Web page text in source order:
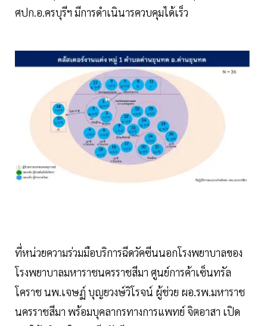
ศปก.อ.ครบุรีฯ มีการดำเนินารควบคุมได้เร็ว
ที่หน่วยความร่วมมือบริการฉีดวัคซีนนอกโรงพยาบาลของ
โรงพยาบาลมหาราชนครราชสีมา ศูนย์การค้าเซ็นทรัล
โคราช นพ.เจษฏ์ บุญยวงษ์วิโรจน์ ผู้ช่วย ผอ.รพ.มหาราช
นครราชสีมา พร้อมบุคลากรทางการแพทย์ จิตอาสา เปิด